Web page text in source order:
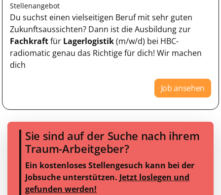
Stellenangebot
Du suchst einen vielseitigen Beruf mit sehr guten
Zukunftsaussichten? Dann ist die Ausbildung zur
Fachkraftfür Lagerlogistik(m/w/d) bei HBC-
radiomatic genau das Richtige für dich! Wir machen
dich
Job ansehen
Sie sind auf der Suche nach ihrem
Traum-Arbeitgeber?
Ein kostenloses Stellengesuch kann bei der
Jobsuche unterstützen. Jetzt loslegen und
gefunden werden!